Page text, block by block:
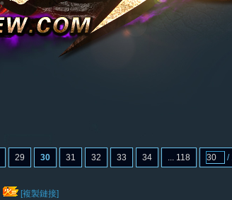
29 30 31 32 33 34 ... 118 /
[複製鏈接]